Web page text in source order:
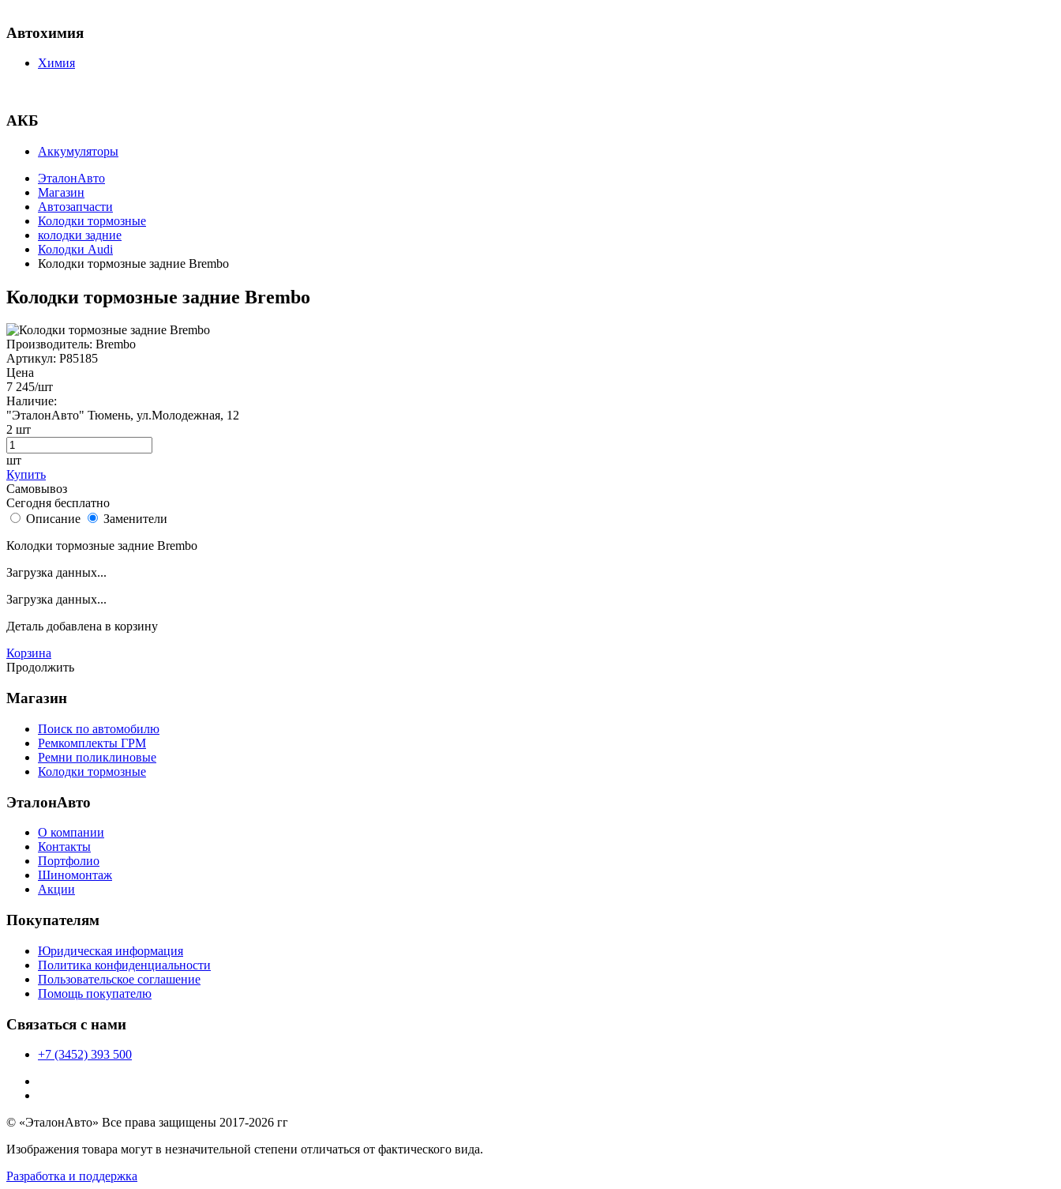
Автохимия
Химия
АКБ
Аккумуляторы
ЭталонАвто
Магазин
Автозапчасти
Колодки тормозные
колодки задние
Колодки Audi
Колодки тормозные задние Brembo
Колодки тормозные задние Brembo
Производитель: Brembo
Артикул: P85185
Цена
7 245/шт
Наличие:
"ЭталонАвто" Тюмень, ул.Молодежная, 12
2 шт
шт
Купить
Самовывоз
Сегодня бесплатно
Описание
Заменители
Колодки тормозные задние Brembo
Загрузка данных...
Загрузка данных...
Деталь добавлена в корзину
Корзина
Продолжить
Магазин
Поиск по автомобилю
Ремкомплекты ГРМ
Ремни поликлиновые
Колодки тормозные
ЭталонАвто
О компании
Контакты
Портфолио
Шиномонтаж
Акции
Покупателям
Юридическая информация
Политика конфиденциальности
Пользовательское соглашение
Помощь покупателю
Связаться с нами
+7 (3452) 393 500
© «ЭталонАвто» Все права защищены 2017-2026 гг
Изображения товара могут в незначительной степени отличаться от фактического вида.
Разработка и поддержка